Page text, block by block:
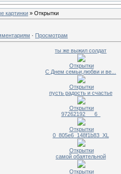
картинки » Открытки
· Просмотрам
ты же выжил солдат
Открытки
С Днем семьи,любви и ве...
Открытки
пусть радость и счастье
Открытки
97262192___6_
Открытки
0_805e6_148f1b83_XL
Открытки
самой обаятельной
Открытки